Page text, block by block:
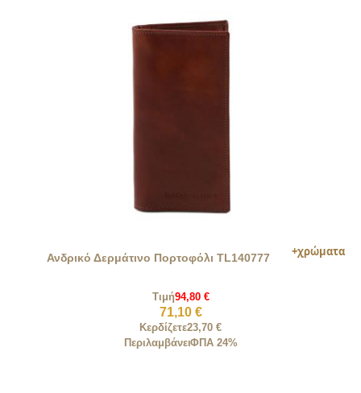
Ανδρικό Δερμάτινο Πορτοφόλι TL140777
Τιμή94,80 €
71,10 €
Κερδίζετε23,70 €
ΠεριλαμβάνειΦΠΑ 24%